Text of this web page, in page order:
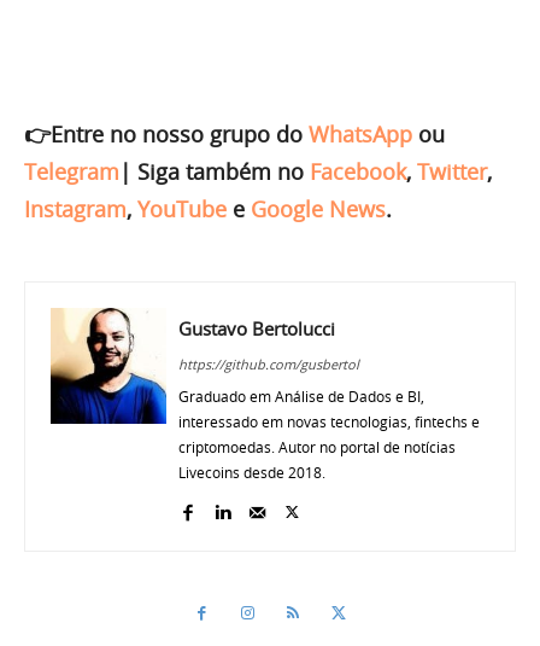
👉Entre no nosso grupo do WhatsApp ou
Telegram | Siga também no Facebook, Twitter,
Instagram, YouTube e Google News.
Gustavo Bertolucci
https://github.com/gusbertol
Graduado em Análise de Dados e BI,
interessado em novas tecnologias, fintechs e
criptomoedas. Autor no portal de notícias
Livecoins desde 2018.